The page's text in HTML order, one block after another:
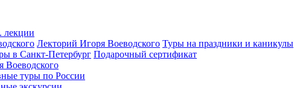
лекции
Лекторий Игоря Воеводского Туры на праздники и каникулы
в Санкт-Петербург Подарочный сертификат
Воеводского
туры по России